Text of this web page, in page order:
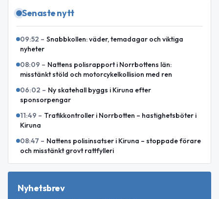
Senaste nytt
09:52 – Snabbkollen: väder, temadagar och viktiga
nyheter
08:09 – Nattens polisrapport i Norrbottens län:
misstänkt stöld och motorcykelkollision med ren
06:02 – Ny skatehall byggs i Kiruna efter
sponsorpengar
11:49 – Trafikkontroller i Norrbotten – hastighetsböter i
Kiruna
08:47 – Nattens polisinsatser i Kiruna – stoppade förare
och misstänkt grovt rattfylleri
Nyhetsbrev